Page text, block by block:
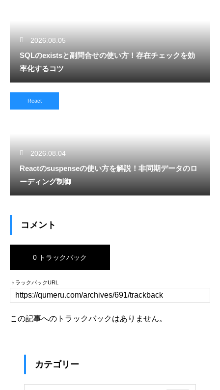
2026.08.05
SQLのexistsと副問合せの使い方！存在チェックを効
率化するコツ
React
2026.08.04
Reactのsuspenseの使い方を解説！非同期データのロ
ーディング制御
コメント
0 トラックバック
トラックバックURL
この記事へのトラックバックはありません。
カテゴリー